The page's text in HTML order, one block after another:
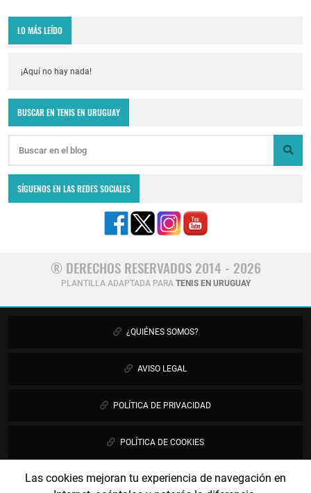
Las cookies mejoran tu experiencia de navegación en
LO MÁS LEÍDO
¡Aquí no hay nada!
BUSCAR EN TENIS EN URUGUAY
SÍGUENOS EN LAS REDES SOCIALES
® DERECHOS RESERVADOS 2014 - 2026
PLANTILLA ADAPTADA PARA TENIS EN URUGUAY
¿QUIÉNES SOMOS?
AVISO LEGAL
POLÍTICA DE PRIVACIDAD
POLÍTICA DE COOKIES
PUBLICIDAD